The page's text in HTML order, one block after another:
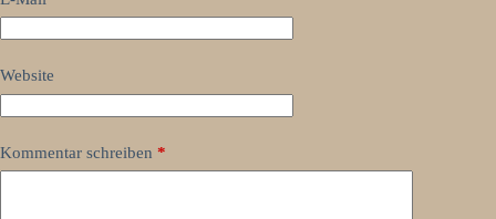
Website
Kommentar schreiben *